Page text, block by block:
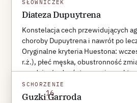
SŁOWNICZEK
Diateza Dupuytrena
Konstelacja cech przewidujących
choroby Dupuytrena i nawrót po
Oryginalne kryteria Huestona:
r.ż.), płeć męska, obustronność
u rodzica/rodzeństwa, zmiany
choroba Ledderhose, choroba
Hindocha 2006 z zawężonymi
modyfikacji Hindocha 2006
wczesny początek przed
obustronność, wywiad
lub rodzeństwa orazguzki
SCHORZENIE
Guzki Garroda
zwiększa ryzyko nawrotu z
do 71%16